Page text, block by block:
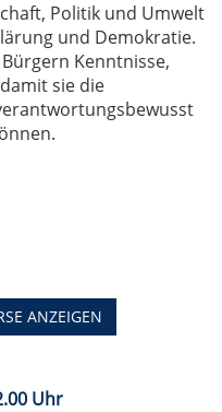
Politik und Umwelt
und Demokratie.
Kenntnisse,
sie die
ANZEIGEN
Uhr